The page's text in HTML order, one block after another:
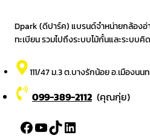
Dpark (ดีปาร์ค) แบรนด์จำหน่ายกล้องอ่
ทะเบียน รวมไปถึงระบบไม้กั้นและระบบ
111/47 ม.3 ต.บางรักน้อย อ.เมืองน
099-389-2112 (คุณกุ่ย)
Facebook
YouTube
TikTokLinkedIn